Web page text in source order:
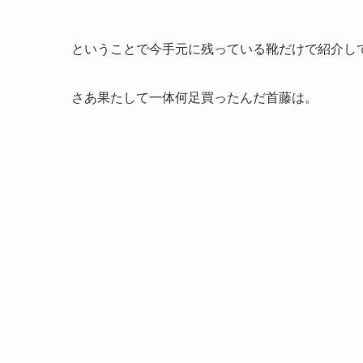
ということで今手元に残っている靴だけで紹介し
さあ果たして一体何足買ったんだ首藤は。